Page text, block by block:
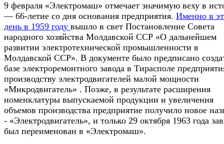
9 февраля «Электромаш» отмечает значимую веху в
— 66-летие со дня основания предприятия. Именно в
день в 1959 году вышло в свет Постановление Совета
народного хозяйства Молдавской ССР «О дальнейшем
развитии электротехнической промышленности в
Молдавской ССР». В документе было предписано
базе электроремонтного завода в Тирасполе
производству электродвигателей малой мощности
«Микродвигатель» . Позже, в результате расширения
номенклатуры выпускаемой продукции и увеличения
объемов производства предприятие получило новое
- «Электродвигатель», и только 29 октября 1963 года
был переименован в «Электромаш».